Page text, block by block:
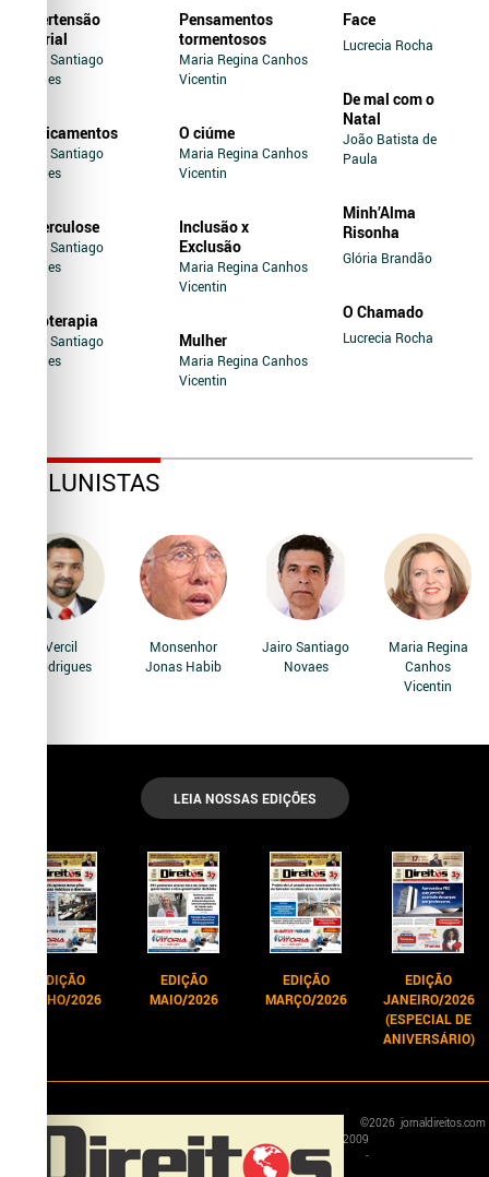
Hipertensão
Arterial
Jairo Santiago
Novaes
Medicamentos
Jairo Santiago
Novaes
Tuberculose
Jairo Santiago
Novaes
Soroterapia
Jairo Santiago
Novaes
Pensamentos
tormentosos
Maria Regina Canhos
Vicentin
O ciúme
Maria Regina Canhos
Vicentin
Inclusão x
Exclusão
Maria Regina Canhos
Vicentin
Mulher
Maria Regina Canhos
Vicentin
Face
Lucrecia Rocha
De mal com o
Natal
João Batista de
Paula
Minh’Alma
Risonha
Glória Brandão
O Chamado
Lucrecia Rocha
COLUNISTAS
Vercil
Rodrigues
Monsenhor
Jonas Habib
Jairo Santiago
Novaes
Maria Regina
Canhos
Vicentin
LEIA NOSSAS EDIÇÕES
EDIÇÃO
JUNHO/2026
EDIÇÃO
MAIO/2026
EDIÇÃO
MARÇO/2026
EDIÇÃO
JANEIRO/2026
(ESPECIAL DE
ANIVERSÁRIO)
©
2009
-
2026 jornaldireitos.com